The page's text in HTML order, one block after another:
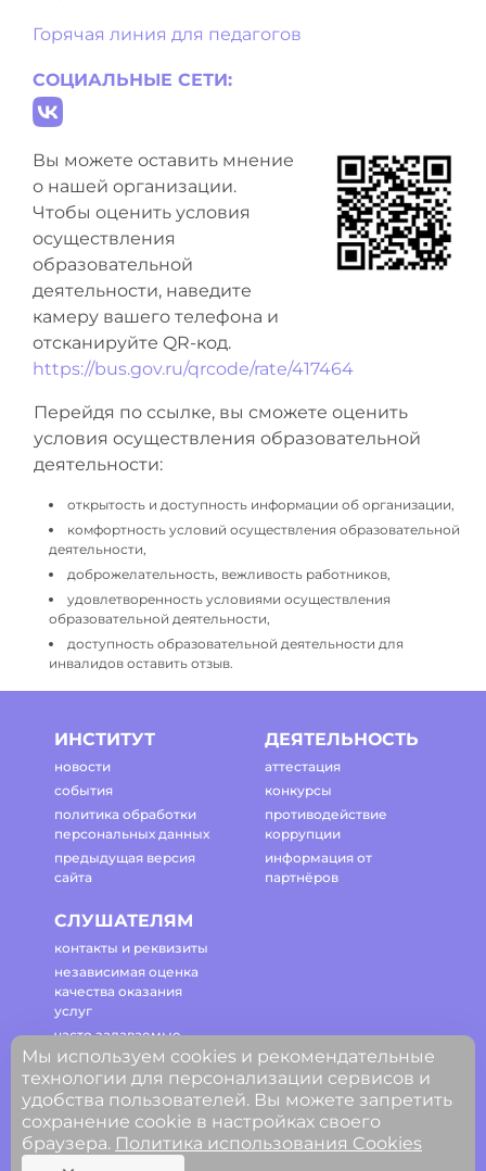
Горячая линия для педагогов
СОЦИАЛЬНЫЕ СЕТИ:
Вы можете оставить мнение
о нашей организации.
Чтобы оценить условия
осуществления
образовательной
деятельности, наведите
камеру вашего телефона и
отсканируйте QR-код.
https://bus.gov.ru/qrcode/rate/417464
Перейдя по ссылке, вы сможете оценить
условия осуществления образовательной
деятельности:
открытость и доступность информации об организации,
комфортность условий осуществления образовательной
деятельности,
доброжелательность, вежливость работников,
удовлетворенность условиями осуществления
образовательной деятельности,
доступность образовательной деятельности для
инвалидов оставить отзыв.
ИНСТИТУТ
новости
события
политика обработки
персональных данных
предыдущая версия
сайта
ДЕЯТЕЛЬНОСТЬ
аттестация
конкурсы
противодействие
коррупции
информация от
партнёров
СЛУШАТЕЛЯМ
контакты и реквизиты
независимая оценка
качества оказания
услуг
часто задаваемые
вопросы
регламент работы
сайта
© ГАОУ ДПО Свердловской области
Мы используем cookies и рекомендательные
технологии для персонализации сервисов и
удобства пользователей. Вы можете запретить
сохранение cookie в настройках своего
браузера. Политика использования Cookies